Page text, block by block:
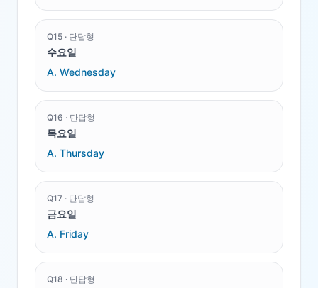
Q15 · 단답형
수요일
A. Wednesday
Q16 · 단답형
목요일
A. Thursday
Q17 · 단답형
금요일
A. Friday
Q18 · 단답형